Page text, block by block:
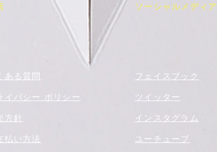
ソーシャルメディア
ある質問
イバシー ポリシー
方針
払い方法
フェイスブック
ツイッター
インスタグラム
ユーチューブ